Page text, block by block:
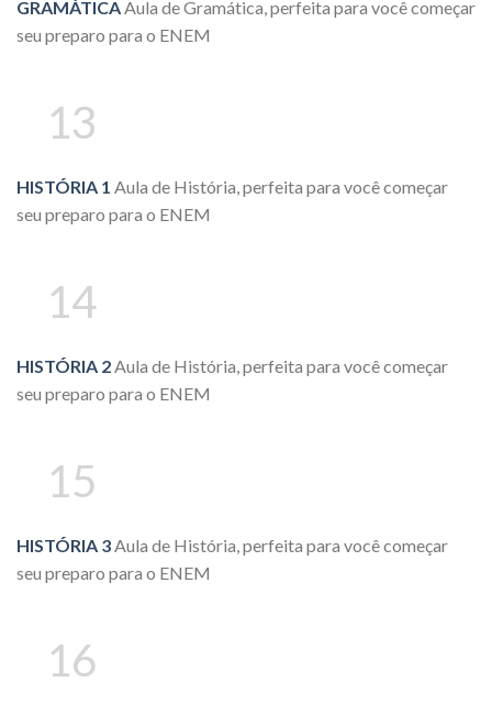
GRAMÁTICAAula de Gramática, perfeita para você começar
seu preparo para o ENEM
13
HISTÓRIA 1 Aula de História, perfeita para você começar
seu preparo para o ENEM
14
HISTÓRIA 2Aula de História, perfeita para você começar
seu preparo para o ENEM
15
HISTÓRIA 3Aula de História, perfeita para você começar
seu preparo para o ENEM
16